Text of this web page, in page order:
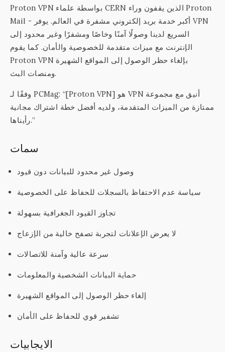
Proton VPN بواسطة علماء CERN الذين يقفون وراء Proton
Mail - أكبر خدمة بريد إلكتروني مشفرة في العالم. يوفر VPN
السريع لدينا وصولًا آمنًا وخاصًا ومشفرًا وغير محدود إلى
الإنترنت مع ميزات متقدمة للخصوصية والأمان. كما يقوم
Proton VPN بإلغاء حظر الوصول إلى المواقع الشهيرة
ومنصات البث.
وفقًا لـ PCMag: “[Proton VPN] هو VPN أنيق مع مجموعة
ممتازة من الميزات المتقدمة، ولديه أفضل خطة اشتراك مجانية
رأيناها.”
سمات
وصول غير محدود للبيانات دون قيود
سياسة عدم الاحتفاظ بالسجلات للحفاظ على الخصوصية
تجاوز القيود الجغرافية بسهولة
لا يعرض الإعلانات لتجربة تصفح خالية من الإزعاج
سرعة عالية وآمنة للاتصالات
حماية البيانات الشخصية والمعلومات
إلغاء حظر الوصول إلى المواقع الشهيرة
تشفير قوي للحفاظ على الأمان
الايجابيات